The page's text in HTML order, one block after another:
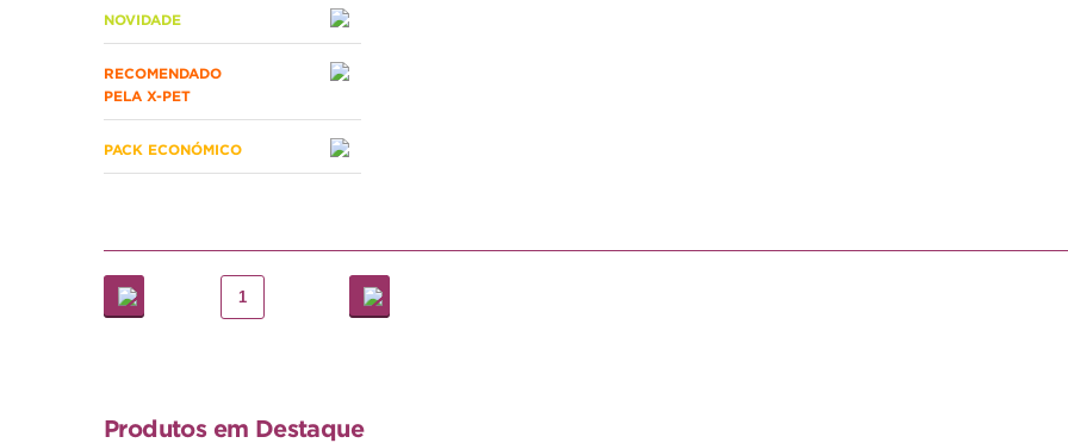
NOVIDADE
RECOMENDADO
PELA X-PET
PACK ECONÓMICO
1
Produtos em Destaque